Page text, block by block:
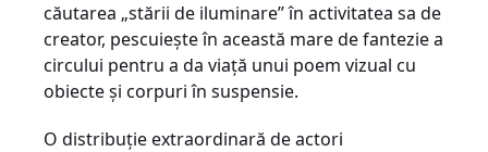
căutarea „stării de iluminare” în activitatea sa de
creator, pescuieşte în această mare de fantezie a
circului pentru a da viaţă unui poem vizual cu
obiecte şi corpuri în suspensie.
O distribuţie extraordinară de actori